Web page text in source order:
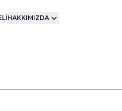
HAKKIMIZDA